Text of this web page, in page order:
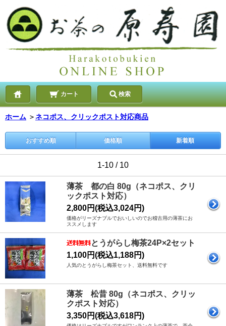
カート 検索
ホーム ＞ネコポス、クリックポスト対応商品
おすすめ順 価格順 新着順
1-10 / 10
薄茶 都の白 80g（ネコポス、クリ
ックポスト対応）
2,800円(税込3,024円)
価格がリーズナブルでおいしいのでお稽古用の薄茶にお
ススメします
とうがらし梅茶24P×2セット
1,100円(税込1,188円)
人気のとうがらし梅茶セット、送料無料です
薄茶 松昔 80g（ネコポス、クリッ
クポスト対応）
3,350円(税込3,618円)